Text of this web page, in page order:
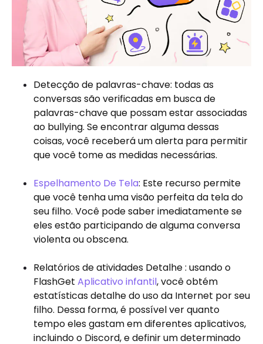
Detecção de palavras-chave: todas as
conversas são verificadas em busca de
palavras-chave que possam estar associadas
ao bullying. Se encontrar alguma dessas
coisas, você receberá um alerta para permitir
que você tome as medidas necessárias.
Espelhamento De Tela: Este recurso permite
que você tenha uma visão perfeita da tela do
seu filho. Você pode saber imediatamente se
eles estão participando de alguma conversa
violenta ou obscena.
Relatórios de atividades Detalhe : usando o
FlashGet Aplicativo infantil, você obtém
estatísticas detalhe do uso da Internet por seu
filho. Dessa forma, é possível ver quanto
tempo eles gastam em diferentes aplicativos,
incluindo o Discord, e definir um determinado